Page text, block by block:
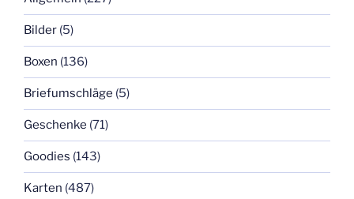
Bilder (5)
Boxen (136)
Briefumschläge (5)
Geschenke (71)
Goodies (143)
Karten (487)